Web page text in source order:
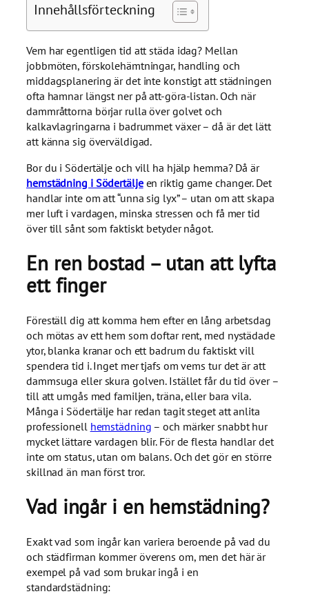
Innehållsförteckning
Vem har egentligen tid att städa idag? Mellan
jobbmöten, förskolehämtningar, handling och
middagsplanering är det inte konstigt att städningen
ofta hamnar längst ner på att-göra-listan. Och när
dammråttorna börjar rulla över golvet och
kalkavlagringarna i badrummet växer – då är det lätt
att känna sig överväldigad.
Bor du i Södertälje och vill ha hjälp hemma? Då är
hemstädning i Södertäljeen riktig game changer. Det
handlar inte om att “unna sig lyx” – utan om att skapa
mer luft i vardagen, minska stressen och få mer tid
över till sånt som faktiskt betyder något.
En ren bostad – utan att lyfta
ett finger
Föreställ dig att komma hem efter en lång arbetsdag
och mötas av ett hem som doftar rent, med nystädade
ytor, blanka kranar och ett badrum du faktiskt vill
spendera tid i. Inget mer tjafs om vems tur det är att
dammsuga eller skura golven. Istället får du tid över –
till att umgås med familjen, träna, eller bara vila.
Många i Södertälje har redan tagit steget att anlita
professionell hemstädning– och märker snabbt hur
mycket lättare vardagen blir. För de flesta handlar det
inte om status, utan om balans. Och det gör en större
skillnad än man först tror.
Vad ingår i en hemstädning?
Exakt vad som ingår kan variera beroende på vad du
och städfirman kommer överens om, men det här är
exempel på vad som brukar ingå i en
standardstädning: